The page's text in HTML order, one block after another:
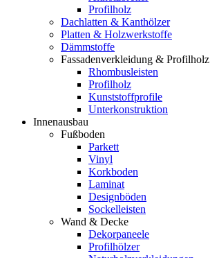
Profilholz
Dachlatten & Kanthölzer
Platten & Holzwerkstoffe
Dämmstoffe
Fassadenverkleidung & Profilholz
Rhombusleisten
Profilholz
Kunststoffprofile
Unterkonstruktion
Innenausbau
Fußboden
Parkett
Vinyl
Korkboden
Laminat
Designböden
Sockelleisten
Wand & Decke
Dekorpaneele
Profilhölzer